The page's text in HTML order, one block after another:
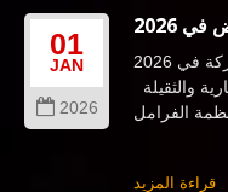
01
JAN
2026
المشاركة في 2026 AMPA – عرض حلول
والثقيلة
قراءة المزيد